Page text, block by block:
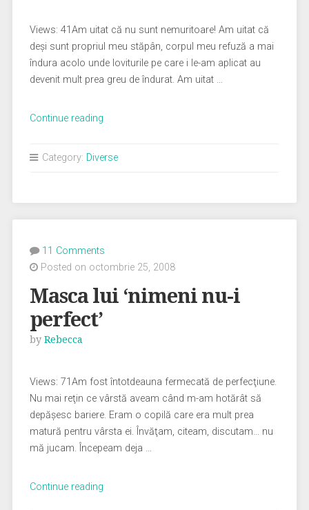
Views: 41Am uitat că nu sunt nemuritoare! Am uitat că
deşi sunt propriul meu stăpân, corpul meu refuză a mai
îndura acolo unde loviturile pe care i le-am aplicat au
devenit mult prea greu de îndurat. Am uitat …
Continue reading„Preţuind
Category: Diverse
11 Comments
Posted on octombrie 25, 2008
Masca lui ‘nimeni nu-i
perfect’
by Rebecca
Views: 71Am fost întotdeauna fermecată de perfecţiune.
Nu mai reţin ce vârstă aveam când m-am hotărât să
depăşesc bariere. Eram o copilă care era mult prea
matură pentru vârsta ei. Învăţam, citeam, discutam… nu
mă jucam. Începeam deja …
Continue reading„Masca